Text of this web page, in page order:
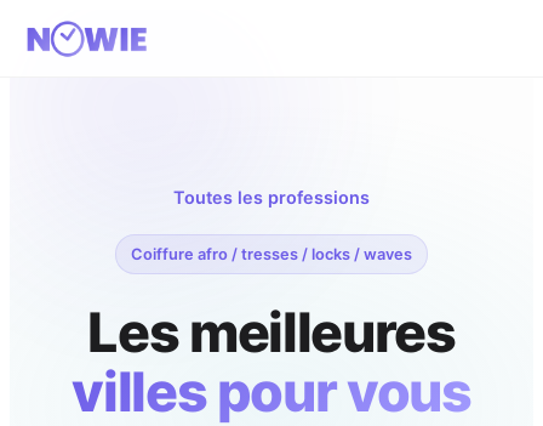
Toutes les professions
Coiffure afro / tresses / locks / waves
Les meilleures
villes pour vous